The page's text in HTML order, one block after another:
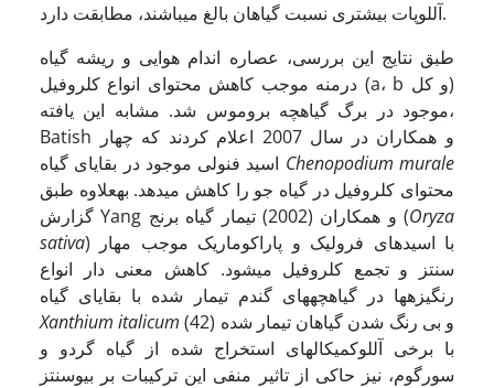
آللوپات بیش­تری نسبت گیاهان بالغ می­باشند، مطابقت دارد.
طبق نتایج این بررسی، عصاره اندام هوایی و ریشه گیاه
درمنه موجب کاهش محتوای انواع کلروفیل (a، b و کل)
موجود در برگ گیاهچه بروموس شد. مشابه این یافته،
Batish و همکاران در سال 2007 اعلام کردند که چهار
Chenopodium murale
محتوای کلروفیل در گیاه جو را کاهش می­دهد. به­علاوه طبق
گزارش Yang و همکاران (2002) تیمار گیاه برنج (Oryza
sativa) با اسیدهای فرولیک و پاراکوماریک موجب مهار
سنتز و تجمع کلروفیل می­شود. کاهش معنی دار انواع
رنگیزه­ها در گیاهچه­های گندم تیمار شده با بقایای گیاه
Xanthium italicum (42) و بی رنگ شدن گیاهان تیمار شده
با برخی آللوکمیکال­های استخراج شده از گیاه گردو و
سورگوم، نیز حاکی از تاثیر منفی این ترکیبات بر بیوسنتز